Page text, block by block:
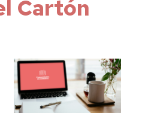
Cartón